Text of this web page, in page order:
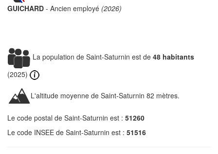
GUICHARD - Ancien employé (2026)
La population de Saint-Saturnin est de 48 habitants
(2025)
L'altitude moyenne de Saint-Saturnin 82 mètres.
Le code postal de Saint-Saturnin est : 51260
Le code INSEE de Saint-Saturnin est : 51516